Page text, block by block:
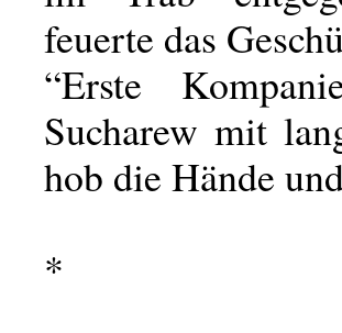
feuerte das
“Erste
Sucharew mit
hob die Hände
*